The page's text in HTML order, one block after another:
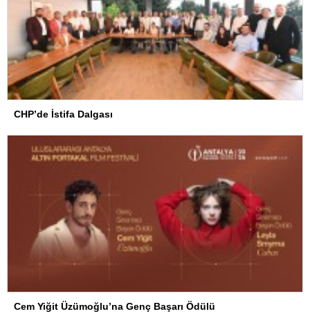
CHP’de İstifa Dalgası
Cem Yiğit Üzümoğlu’na Genç Başarı Ödülü